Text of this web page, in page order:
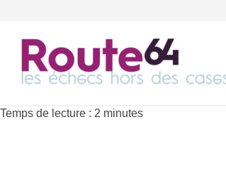
Temps de lecture : 2 minutes